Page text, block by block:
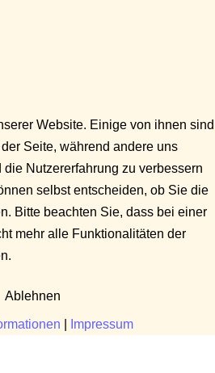
Website. Einige von ihnen sind
Seite, während andere uns
Nutzererfahrung zu verbessern
selbst entscheiden, ob Sie die
Bitte beachten Sie, dass bei einer
mehr alle Funktionalitäten der
Ablehnen
Impressum